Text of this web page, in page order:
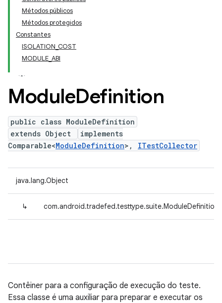
Métodos públicos
Métodos protegidos
Constantes
ISOLATION_COST
MODULE_ABI
ModuleDefinition
public class ModuleDefinition
extends Object
implements
Comparable<ModuleDefinition>, ITestCollector
java.lang.Object
↳ com.android.tradefed.testtype.suite.ModuleDefinition
Contêiner para a configuração de execução do teste.
Essa classe é uma auxiliar para preparar e executar os